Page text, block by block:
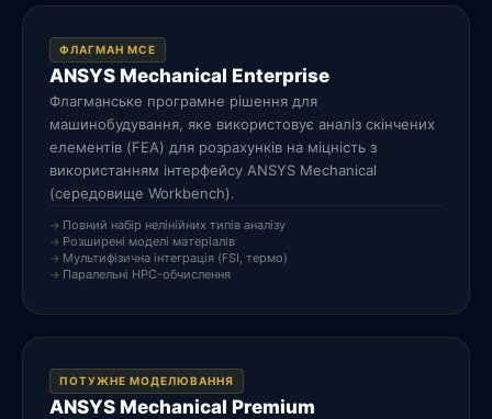
ФЛАГМАН МСЕ
ANSYS Mechanical Enterprise
Флагманське програмне рішення для
машинобудування, яке використовує аналіз скінчених
елементів (FEA) для розрахунків на міцність з
використанням інтерфейсу ANSYS Mechanical
(середовище Workbench).
Повний набір нелінійних типів аналізу
Розширені моделі матеріалів
Мультифізична інтеграція (FSI, термо)
Паралельні HPC-обчислення
ПОТУЖНЕ МОДЕЛЮВАННЯ
ANSYS Mechanical Premium